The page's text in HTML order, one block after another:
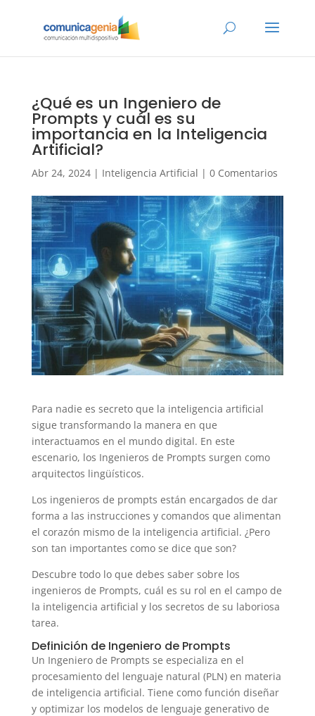
¿Qué es un Ingeniero de
Prompts y cuál es su
importancia en la Inteligencia
Artificial?
Abr 24, 2024| Inteligencia Artificial | 0 Comentarios
Para nadie es secreto que la inteligencia artificial
sigue transformando la manera en que
interactuamos en el mundo digital. En este
escenario, los Ingenieros de Prompts surgen como
arquitectos lingüísticos.
Los ingenieros de prompts están encargados de dar
forma a las instrucciones y comandos que alimentan
el corazón mismo de la inteligencia artificial. ¿Pero
son tan importantes como se dice que son?
Descubre todo lo que debes saber sobre los
ingenieros de Prompts, cuál es su rol en el campo de
la inteligencia artificial y los secretos de su laboriosa
tarea.
Definición de Ingeniero de Prompts
Un Ingeniero de Prompts se especializa en el
procesamiento del lenguaje natural (PLN) en materia
de inteligencia artificial. Tiene como función diseñar
y optimizar los modelos de lenguaje generativo de